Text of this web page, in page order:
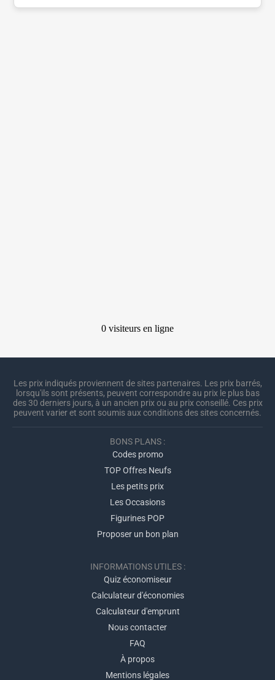
Les prix indiqués proviennent de sites partenaires. Les prix barrés,
lorsqu'ils sont présents, peuvent correspondre au prix le plus bas
des 30 derniers jours, à un ancien prix ou au prix conseillé. Ces prix
peuvent varier et sont soumis aux conditions des sites concernés.
BONS PLANS :
Codes promo
TOP Offres Neufs
Les petits prix
Les Occasions
Figurines POP
Proposer un bon plan
INFORMATIONS UTILES :
Quiz économiseur
Calculateur d'économies
Calculateur d'emprunt
Nous contacter
FAQ
À propos
Mentions légales